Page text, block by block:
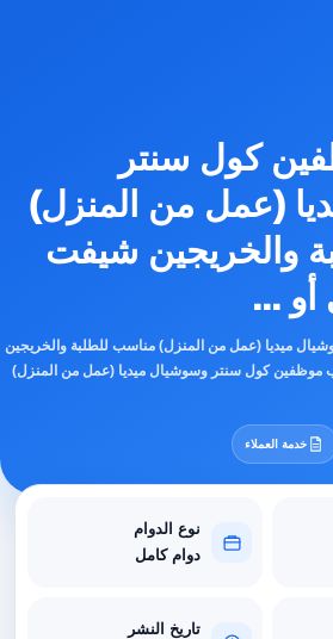
كول سنتر
(عمل من المنزل)
والخريجين شيفت
...
ميديا (عمل من المنزل) مناسب للطلبة والخريجين
كول سنتر وسوشيال ميديا (عمل من المنزل)
خدمة العملاء
نوع الدوام
دوام كامل
تاريخ النشر